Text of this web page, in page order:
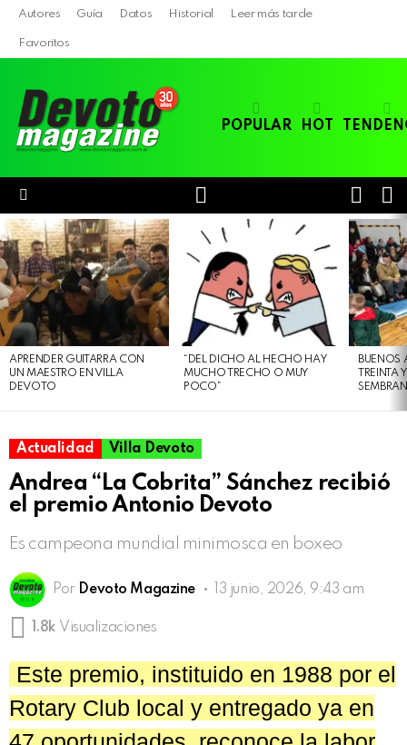
Autores Guía Datos Historial Leer más tarde
Favoritos
POPULAR HOT
SKIN
LATEST
STORIES
APRENDER GUITARRA CON
UN MAESTRO EN VILLA
DEVOTO
“DEL DICHO AL HECHO HAY
MUCHO TRECHO O MUY
POCO”
BUENOS
Actualidad Villa Devoto
Andrea “La Cobrita” Sánchez recibió
el premio Antonio Devoto
Es campeona mundial minimosca en boxeo
Por Devoto Magazine 13 junio, 2026, 9:43 am
1.8k Visualizaciones
Este premio, instituido en 1988 por el
Rotary Club local y entregado ya en